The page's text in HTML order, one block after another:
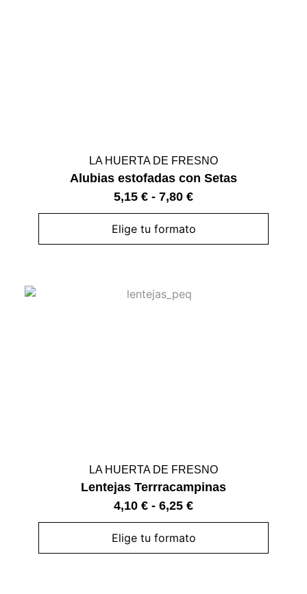
LA HUERTA DE FRESNO
Alubias estofadas con Setas
5,15 € - 7,80 €
Elige tu formato
LA HUERTA DE FRESNO
Lentejas Terrracampinas
4,10 € - 6,25 €
Elige tu formato